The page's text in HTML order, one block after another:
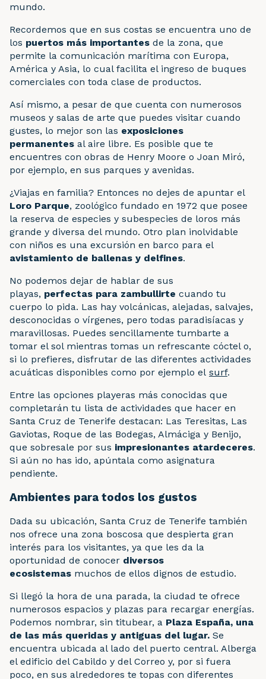
mundo.
Recordemos que en sus costas se encuentra uno de
los puertos más importantes de la zona, que
permite la comunicación marítima con Europa,
América y Asia, lo cual facilita el ingreso de buques
comerciales con toda clase de productos.
Así mismo, a pesar de que cuenta con numerosos
museos y salas de arte que puedes visitar cuando
gustes, lo mejor son las exposiciones
permanentes al aire libre. Es posible que te
encuentres con obras de Henry Moore o Joan Miró,
por ejemplo, en sus parques y avenidas.
¿Viajas en familia? Entonces no dejes de apuntar el
Loro Parque, zoológico fundado en 1972 que posee
la reserva de especies y subespecies de loros más
grande y diversa del mundo. Otro plan inolvidable
con niños es una excursión en barco para el
avistamiento de ballenas y delfines.
No podemos dejar de hablar de sus
playas, perfectas para zambullirte cuando tu
cuerpo lo pida. Las hay volcánicas, alejadas, salvajes,
desconocidas o vírgenes, pero todas paradisíacas y
maravillosas. Puedes sencillamente tumbarte a
tomar el sol mientras tomas un refrescante cóctel o,
si lo prefieres, disfrutar de las diferentes actividades
acuáticas disponibles como por ejemplo el surf.
Entre las opciones playeras más conocidas que
completarán tu lista de actividades que hacer en
Santa Cruz de Tenerife destacan: Las Teresitas, Las
Gaviotas, Roque de las Bodegas, Almáciga y Benijo,
que sobresale por sus impresionantes atardeceres.
Si aún no has ido, apúntala como asignatura
pendiente.
Ambientes para todos los gustos
Dada su ubicación, Santa Cruz de Tenerife también
nos ofrece una zona boscosa que despierta gran
interés para los visitantes, ya que les da la
oportunidad de conocer diversos
ecosistemas muchos de ellos dignos de estudio.
Si llegó la hora de una parada, la ciudad te ofrece
numerosos espacios y plazas para recargar energías.
Podemos nombrar, sin titubear, a Plaza España, una
de las más queridas y antiguas del lugar. Se
encuentra ubicada al lado del puerto central. Alberga
el edificio del Cabildo y del Correo y, por si fuera
poco, en sus alrededores te topas con diferentes